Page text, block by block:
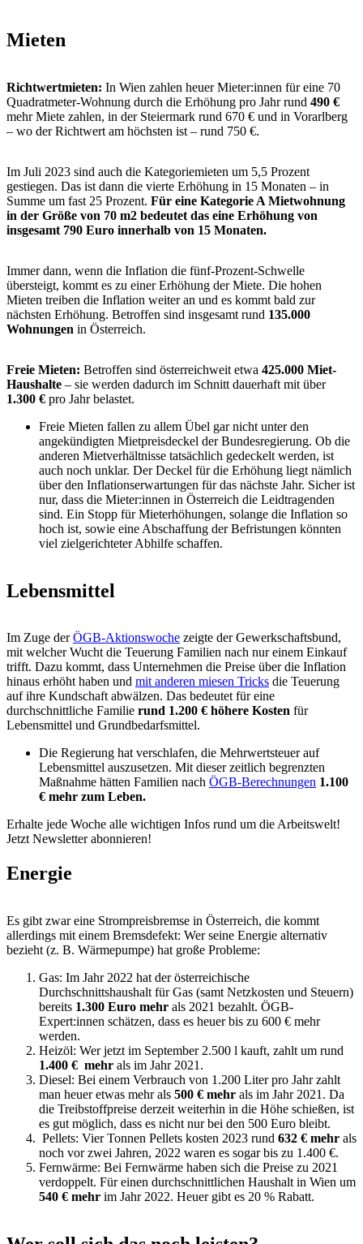
Mieten
Richtwertmieten: In Wien zahlen heuer Mieter:innen für eine 70
Quadratmeter-Wohnung durch die Erhöhung pro Jahr rund 490 €
mehr Miete zahlen, in der Steiermark rund 670 € und in Vorarlberg
– wo der Richtwert am höchsten ist – rund 750 €.
Im Juli 2023 sind auch die Kategoriemieten um 5,5 Prozent
gestiegen. Das ist dann die vierte Erhöhung in 15 Monaten – in
Summe um fast 25 Prozent. Für eine Kategorie A Mietwohnung
in der Größe von 70 m2 bedeutet das eine Erhöhung von
insgesamt 790 Euro innerhalb von 15 Monaten.
Immer dann, wenn die Inflation die fünf-Prozent-Schwelle
übersteigt, kommt es zu einer Erhöhung der Miete. Die hohen
Mieten treiben die Inflation weiter an und es kommt bald zur
nächsten Erhöhung. Betroffen sind insgesamt rund 135.000
Wohnungen in Österreich.
Freie Mieten: Betroffen sind österreichweit etwa 425.000 Miet-
Haushalte – sie werden dadurch im Schnitt dauerhaft mit über
1.300 € pro Jahr belastet.
Freie Mieten fallen zu allem Übel gar nicht unter den
angekündigten Mietpreisdeckel der Bundesregierung. Ob die
anderen Mietverhältnisse tatsächlich gedeckelt werden, ist
auch noch unklar. Der Deckel für die Erhöhung liegt nämlich
über den Inflationserwartungen für das nächste Jahr. Sicher ist
nur, dass die Mieter:innen in Österreich die Leidtragenden
sind. Ein Stopp für Mieterhöhungen, solange die Inflation so
hoch ist, sowie eine Abschaffung der Befristungen könnten
viel zielgerichteter Abhilfe schaffen.
Lebensmittel
Im Zuge derÖGB-Aktionswoche zeigte der Gewerkschaftsbund,
mit welcher Wucht die Teuerung Familien nach nur einem Einkauf
trifft. Dazu kommt, dass Unternehmen die Preise über die Inflation
hinaus erhöht haben und mit anderen miesen Tricks die Teuerung
auf ihre Kundschaft abwälzen. Das bedeutet für eine
durchschnittliche Familie rund 1.200 € höhere Kosten für
Lebensmittel und Grundbedarfsmittel.
Die Regierung hat verschlafen, die Mehrwertsteuer auf
Lebensmittel auszusetzen. Mit dieser zeitlich begrenzten
Maßnahme hätten Familien nach ÖGB-Berechnungen 1.100
€ mehr zum Leben.
Erhalte jede Woche alle wichtigen Infos rund um die Arbeitswelt!
Jetzt Newsletter abonnieren!
Energie
Es gibt zwar eine Strompreisbremse in Österreich, die kommt
allerdings mit einem Bremsdefekt: Wer seine Energie alternativ
bezieht (z. B. Wärmepumpe) hat große Probleme:
Gas: Im Jahr 2022 hat der österreichische
Durchschnittshaushalt für Gas (samt Netzkosten und Steuern)
bereits 1.300 Euro mehr als 2021 bezahlt. ÖGB-
Expert:innen schätzen, dass es heuer bis zu 600 € mehr
werden.
Heizöl: Wer jetzt im September 2.500 l kauft, zahlt um rund
1.400 € mehr als im Jahr 2021.
Diesel: Bei einem Verbrauch von 1.200 Liter pro Jahr zahlt
man heuer etwas mehr als 500 € mehr als im Jahr 2021. Da
die Treibstoffpreise derzeit weiterhin in die Höhe schießen, ist
es gut möglich, dass es nicht nur bei den 500 Euro bleibt.
Pellets: Vier Tonnen Pellets kosten 2023 rund 632 € mehr als
noch vor zwei Jahren, 2022 waren es sogar bis zu 1.400 €.
Fernwärme: Bei Fernwärme haben sich die Preise zu 2021
verdoppelt. Für einen durchschnittlichen Haushalt in Wien um
540 € mehr im Jahr 2022. Heuer gibt es 20 % Rabatt.